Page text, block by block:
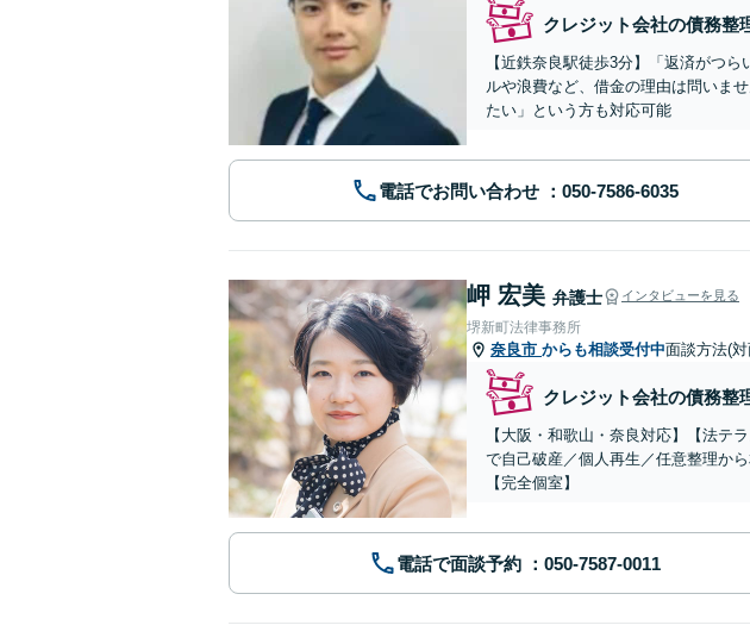
クレジット会社の債務整
【近鉄奈良駅徒歩3分】「返済がつ
ルや浪費など、借金の理由は問いま
たい」という方も対応可能
電話でお問い合わせ
岬 宏美 弁護士 インタビューを見る
堺新町法律事務所
奈良市 からも相談受付中面談方法(
クレジット会社の債務整
【大阪・和歌山・奈良対応】【法テ
で自己破産／個人再生／任意整理か
【完全個室】
電話で面談予約